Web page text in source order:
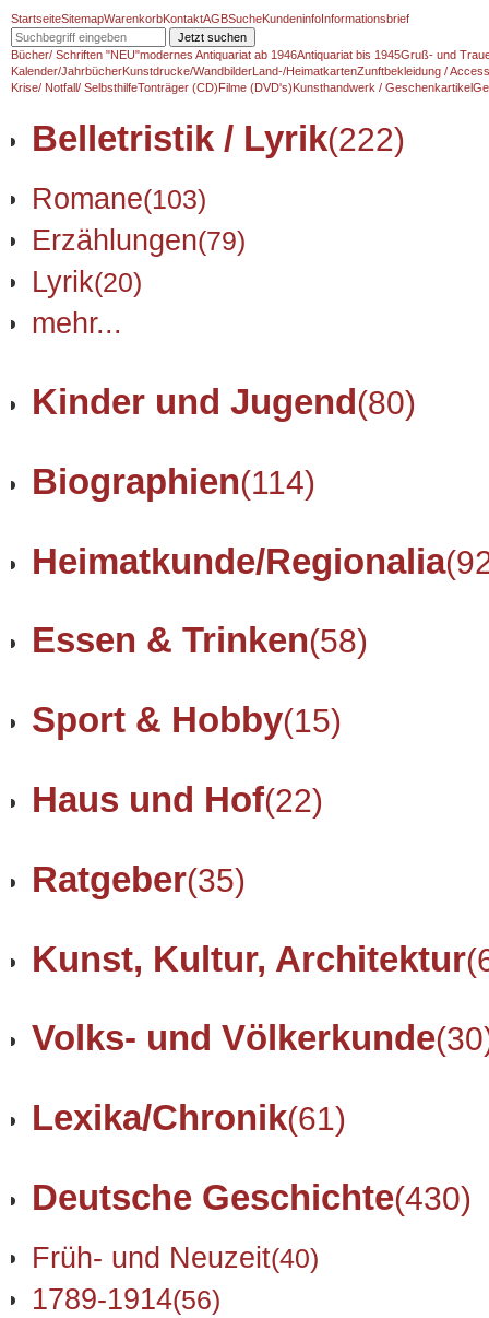
StartseiteSitemapWarenkorbKontaktAGBSucheKundeninfoInformationsbrief
Jetzt suchen
Bücher/ Schriften "NEU"modernes Antiquariat ab 1946Antiquariat bis 1945Gruß- und
Kalender/JahrbücherKunstdrucke/WandbilderLand-/HeimatkartenZunftbekleidung /
Krise/ Notfall/ SelbsthilfeTonträger (CD)Filme (DVD's)Kunsthandwerk / Geschenkartikel
Belletristik / Lyrik(222)
Romane(103)
Erzählungen(79)
Lyrik(20)
mehr...
Kinder und Jugend(80)
Biographien(114)
Heimatkunde/Regionalia
Essen & Trinken(58)
Sport & Hobby(15)
Haus und Hof(22)
Ratgeber(35)
Kunst, Kultur, Architektur
Volks- und Völkerkunde
Lexika/Chronik(61)
Deutsche Geschichte(430)
Früh- und Neuzeit(40)
1789-1914(56)